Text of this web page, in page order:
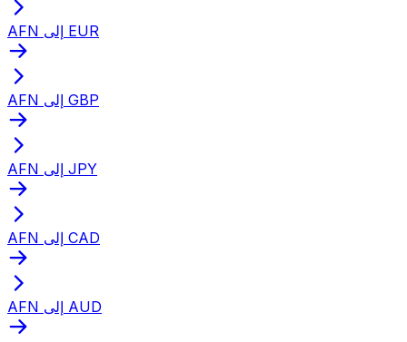
AFN إلى EUR
AFN إلى GBP
AFN إلى JPY
AFN إلى CAD
AFN إلى AUD